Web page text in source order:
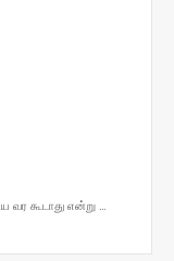
கூடாது என்று ...